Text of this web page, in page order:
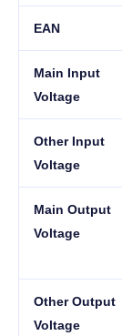
EAN
Main Input
Voltage
Other Input
Voltage
Main Output
Voltage
Other Output
Voltage